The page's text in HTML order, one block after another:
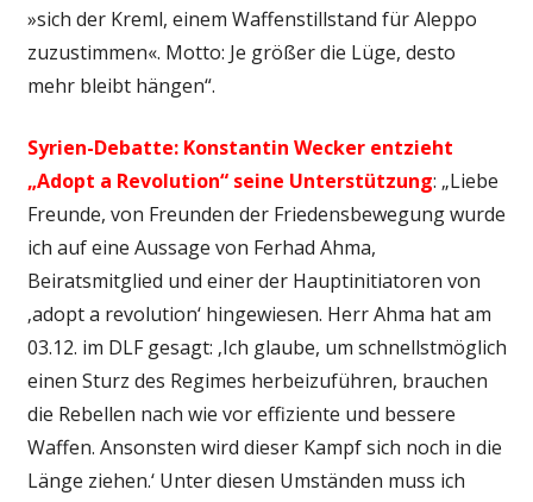
»sich der Kreml, einem Waffenstillstand für Aleppo
zuzustimmen«. Motto: Je größer die Lüge, desto
mehr bleibt hängen“.
Syrien-Debatte: Konstantin Wecker entzieht
„Adopt a Revolution“ seine Unterstützung: „Liebe
Freunde, von Freunden der Friedensbewegung wurde
ich auf eine Aussage von Ferhad Ahma,
Beiratsmitglied und einer der Hauptinitiatoren von
‚adopt a revolution‘ hingewiesen. Herr Ahma hat am
03.12. im DLF gesagt: ‚Ich glaube, um schnellstmöglich
einen Sturz des Regimes herbeizuführen, brauchen
die Rebellen nach wie vor effiziente und bessere
Waffen. Ansonsten wird dieser Kampf sich noch in die
Länge ziehen.‘ Unter diesen Umständen muss ich